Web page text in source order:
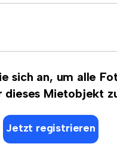
sich an, um alle
dieses Mietobjekt
Jetzt registrieren
in
3
Raumaufteilung
Geräten
Restaurants,
entfernt. Mit einem